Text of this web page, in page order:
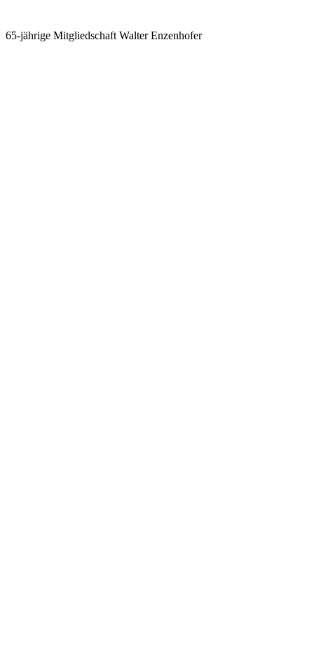
65-jährige Mitgliedschaft Walter Enzenhofer